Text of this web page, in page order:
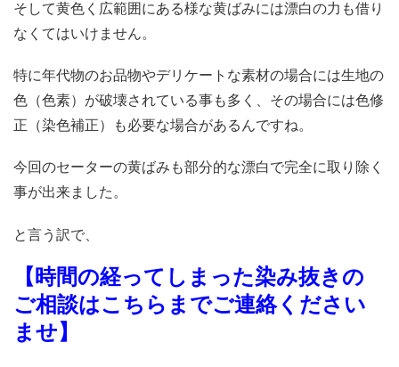
そして黄色く広範囲にある様な黄ばみには漂白の力も借り
なくてはいけません。
特に年代物のお品物やデリケートな素材の場合には生地の
色（色素）が破壊されている事も多く、その場合には色修
正（染色補正）も必要な場合があるんですね。
今回のセーターの黄ばみも部分的な漂白で完全に取り除く
事が出来ました。
と言う訳で、
【時間の経ってしまった染み抜きの
ご相談はこちらまでご連絡ください
ませ】